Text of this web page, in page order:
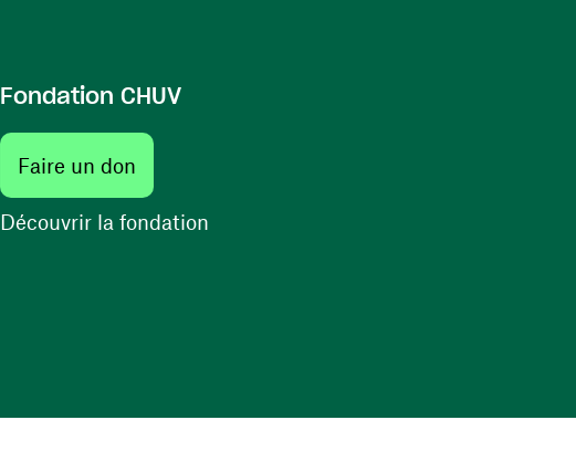
Fondation CHUV
Faire un don(ouvre une nouvelle fenêtre)
Découvrir la fondation(ouvre une nouvelle fenêtre)